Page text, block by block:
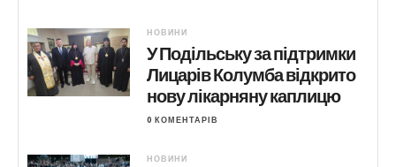
НОВИНИ
У Подільську за підтримки
Лицарів Колумба відкрито
нову лікарняну каплицю
0 КОМЕНТАРІВ
НОВИНИ